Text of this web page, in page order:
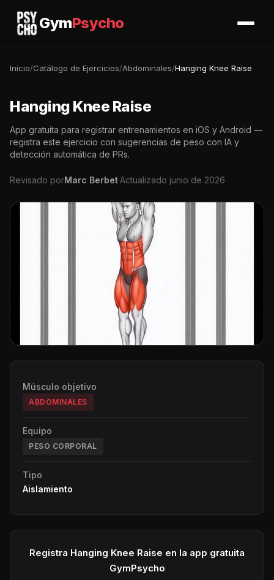
GymPsycho
Inicio/Catálogo de Ejercicios/Abdominales/Hanging Knee Raise
Hanging Knee Raise
App gratuita para registrar entrenamientos en iOS y Android —
registra este ejercicio con sugerencias de peso con IA y
detección automática de PRs.
Revisado porMarc Berbet·Actualizado junio de 2026
Músculo objetivo
ABDOMINALES
Equipo
PESO CORPORAL
Tipo
Aislamiento
Registra Hanging Knee Raise en la app gratuita
GymPsycho